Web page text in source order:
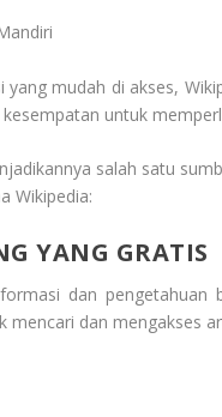
mudah di akses,
untuk
salah satu
Wikipedia:
YANG GRATIS
dan
dan mengakses